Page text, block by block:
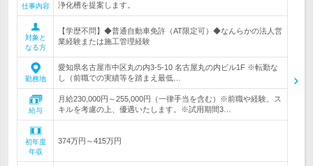
仕事内容
浄化槽を提案します。
対象と
なる方
【学歴不問】◆普通自動車免許（AT限定可）◆なんらかの法人営
業経験または施工管理経験
勤務地
愛知県名古屋市中区丸の内3-5-10 名古屋丸の内ビル1F ※転勤な
し（前職での実績等を踏まえ最低…
給与
月給230,000円～255,000円（一律手当を含む）※前職や経験、ス
キルを考慮の上、優遇いたします。※試用期間3…
初年度
年収
374万円～415万円